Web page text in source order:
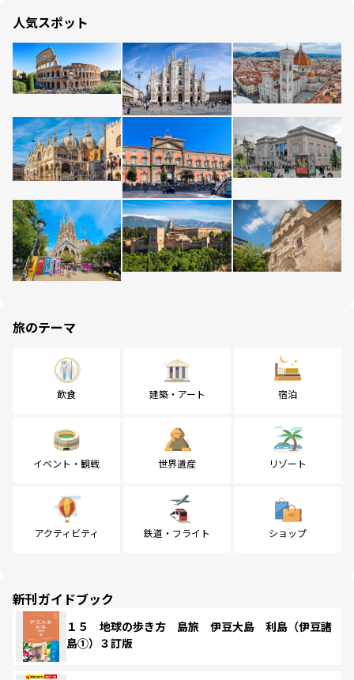
人気スポット
旅のテーマ
飲食 建築・アート 宿泊
イベント・観戦 世界遺産 リゾート
アクティビティ 鉄道・フライト ショップ
新刊ガイドブック
１５ 地球の歩き方 島旅 伊豆大島 利島（伊豆諸
島①）３訂版